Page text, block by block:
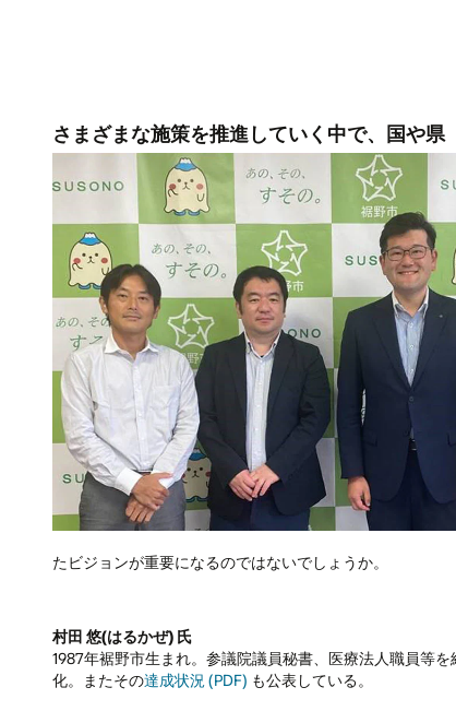
さまざまな施策を推進していく中で、国や県
たビジョンが重要になるのではないでしょうか。
村田 悠(はるかぜ) 氏
1987年裾野市生まれ。参議院議員秘書、医療法人職員等
化。またその達成状況 (PDF) も公表している。